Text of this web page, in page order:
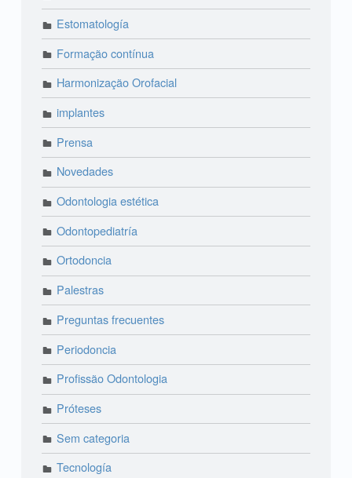
Estomatología
Formação contínua
Harmonização Orofacial
implantes
Prensa
Novedades
Odontologia estética
Odontopediatría
Ortodoncia
Palestras
Preguntas frecuentes
Periodoncia
Profissão Odontologia
Próteses
Sem categoria
Tecnología